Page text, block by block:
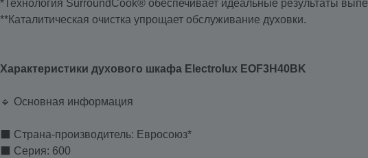
*Технология SurroundCook® обеспечивает идеальные результаты
**Каталитическая очистка упрощает обслуживание духовки.
Характеристики духового шкафа Electrolux EOF3H40BK
🔹 Основная информация
⬛ Страна-производитель: Евросоюз*
⬛ Серия: 600